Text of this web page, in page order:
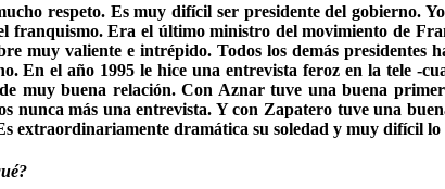
respeto. Es muy difícil ser presidente del gobierno.
franquismo. Era el último ministro del movimiento de
muy valiente e intrépido. Todos los demás presidentes
En el año 1995 le hice una entrevista feroz en la tele -
muy buena relación. Con Aznar tuve una buena
nunca más una entrevista. Y con Zapatero tuve una
extraordinariamente dramática su soledad y muy difícil